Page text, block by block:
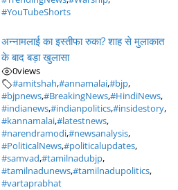
#YouTubeShorts
अन्नामलाई का इस्तीफा रुका? शाह से मुलाकात
के बाद बड़ा खुलासा
0views
#amitshah,#annamalai,#bjp,
#bjpnews,#BreakingNews,#HindiNews,
#indianews,#indianpolitics,#insidestory,
#kannamalai,#latestnews,
#narendramodi,#newsanalysis,
#PoliticalNews,#politicalupdates,
#samvad,#tamilnadubjp,
#tamilnadunews,#tamilnadupolitics,
#vartaprabhat